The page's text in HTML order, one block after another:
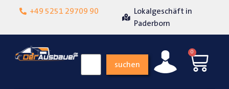
+49 5251 29709 90
Lokalgeschäft in
Über 15 Jahre
suchen
0